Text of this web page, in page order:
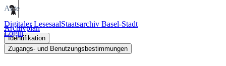
Digitaler LesesaalStaatsarchiv Basel-Stadt
Login
Akte
Archivplan
Identifikation
Zugangs- und Benutzungsbestimmungen